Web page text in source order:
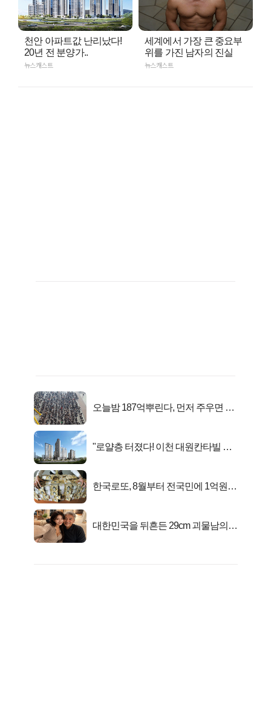
천안 아파트값 난리났다!
20년 전 분양가..
뉴스캐스트
세계에서 가장 큰 중요부
위를 가진 남자의 진실
뉴스캐스트
오늘밤 187억뿌린다, 먼저 주우면 최
"로얄층 터졌다! 이천 대원칸타빌 잔
한국로또, 8월부터 전국민에 1억원씩
대한민국을 뒤흔든 29cm 괴물남의